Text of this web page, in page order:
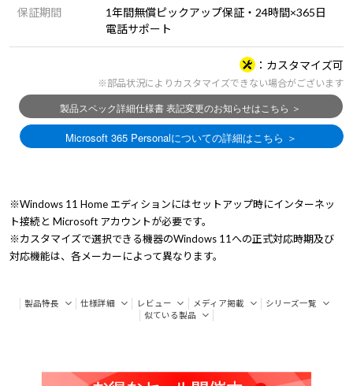
保証期間
1年間無償ピックアップ保証・24時間×365日
電話サポート
カスタマイズ可
※部品状況によりカスタマイズできない場合がございます
※Windows 11 Home エディションにはセットアップ時にインターネッ
ト接続と Microsoft アカウントが必要です。
※カスタマイズで選択できる機器のWindows 11への正式対応時期及び
対応機能は、各メーカーによって異なります。
製品特長 仕様詳細 レビュー メディア掲載
シリーズ一覧
似ている製品